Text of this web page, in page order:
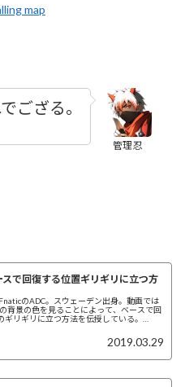
map
管理忍
ござる。
スで回復する位置ギリギリに立つ方
のADC。スウェーデン出身。動画では
背景の色を見ることによって、ベースで回
ギリギリに立つ方法を伝授している。
2019.03.29